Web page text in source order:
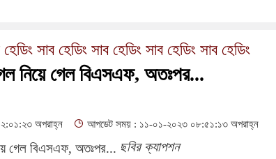
সাব হেডিং সাব হেডিং সাব হেডিং সাব হেডিং
নিয়ে গেল বিএসএফ, অতঃপর...
অপরাহ্ন আপডেট সময় : ১১-০১-২০২৩ ০৮:৫১:১৩ অপরাহ্ন
ছবির ক্যাপশন